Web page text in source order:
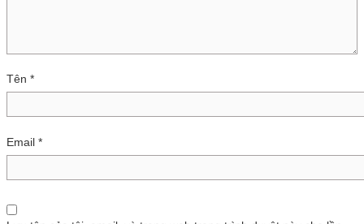
Tên *
Email *